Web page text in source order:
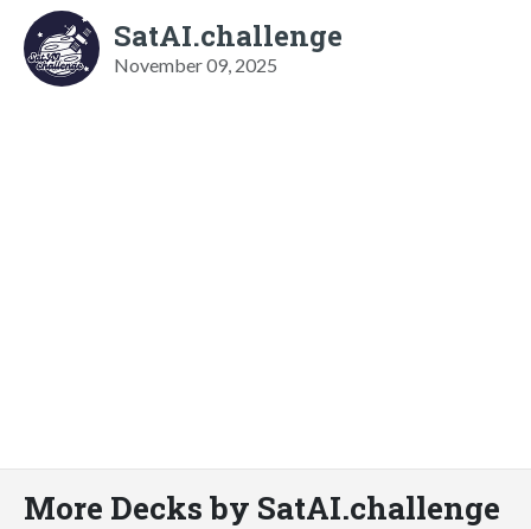
SatAI.challenge
November 09, 2025
More Decks by SatAI.challenge